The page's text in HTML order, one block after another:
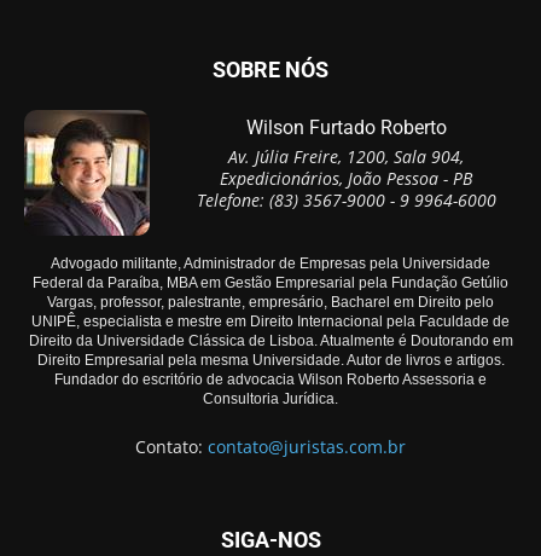
SOBRE NÓS
Wilson Furtado Roberto
Av. Júlia Freire, 1200, Sala 904,
Expedicionários, João Pessoa - PB
Telefone: (83) 3567-9000 - 9 9964-6000
Advogado militante, Administrador de Empresas pela Universidade
Federal da Paraíba, MBA em Gestão Empresarial pela Fundação Getúlio
Vargas, professor, palestrante, empresário, Bacharel em Direito pelo
UNIPÊ, especialista e mestre em Direito Internacional pela Faculdade de
Direito da Universidade Clássica de Lisboa. Atualmente é Doutorando em
Direito Empresarial pela mesma Universidade. Autor de livros e artigos.
Fundador do escritório de advocacia Wilson Roberto Assessoria e
Consultoria Jurídica.
Contato: contato@juristas.com.br
SIGA-NOS